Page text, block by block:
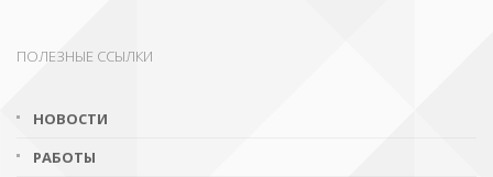
ПОЛЕЗНЫЕ ССЫЛКИ
НОВОСТИ
РАБОТЫ